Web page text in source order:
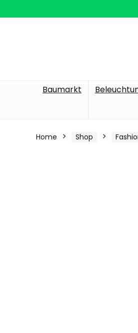
Baumarkt
Home Shop